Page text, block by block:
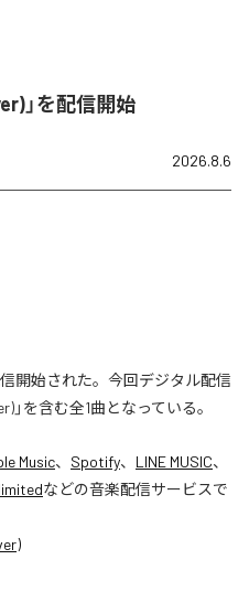
」を配信開始
2026.8.6
信開始された。今回デジタル配信
」を含む全1曲となっている。
Music、 Spotify、 LINE MUSIC、
などの音楽配信サービスで